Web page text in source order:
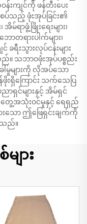
န်းကျင်ကို ဖန်တီးပေး
သည့် ဖုံးအုပ်ခြင်း၏
မ်ရာဖွံ့ဖြိုးရေးများ၊
ာတရားပါက်များ၊
ရီးသွားလုပ်ငန်းများ
ည်။ သဘာဝဖုံးအုပ်ပစ္စည်း
ါ်မှုများကို လိုအပ်သော
ရှိကြောင်း သက်သေပြ
ရှင်များနှင့် အိမ်ရှင်
ေ့အသုံးဝင်မှုနှင့် ရေရှည်
သော ဤဖြေရှင်းချက်ကို
သည်။
ား